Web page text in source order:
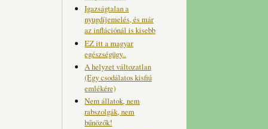
Igazságtalan a
nyugdíjemelés, és már
az inflációnál is kisebb
EZ itt a magyar
egészségügy..
A helyzet változatlan
(Egy csodálatos kisfiú
emlékére)
Nem állatok, nem
rabszolgák, nem
bűnözők!